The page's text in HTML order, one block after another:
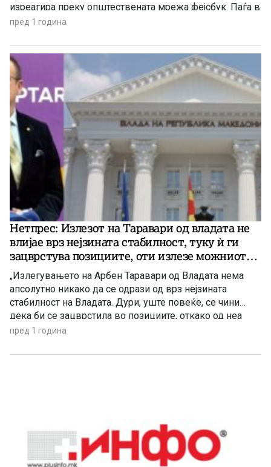
изреагира преку општествената мрежа фејсбук. Паѓа в
очи не само емотивниот тон во неговата објава преку
подлабока политичка анализа на ситуацијата: наместо
да го стори ова, тој одбра симболичен […]
пред 1 година
Нетпрес: Излезот на Таравари од владата не
влијае врз нејзината стабилност, туку ѝ ги
зацврстува позициите, оти излезе можниот
дестабилизатор!
„Излегувањето на Арбен Таравари од Владата нема
апсолутно никако да се одрази од врз нејзината
стабилност на Владата. Дури, уште повеќе, се чини
дека би се зацврстила во позициите, откако од неа
истапува можниот дестабилизирачки чинител!“ –
анализа со наслов „Пребегот на Таравари не допира до
пред 1 година